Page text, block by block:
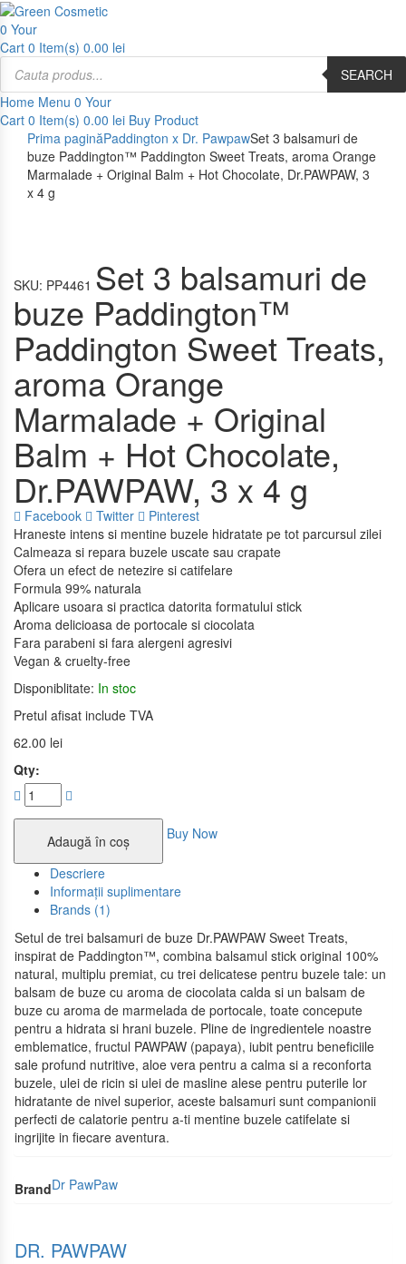
0 Your
Cart 0 Item(s) 0.00 lei
Products
search
SEARCH
Home Menu 0 Your
Cart 0 Item(s) 0.00 lei Buy Product
Prima paginăPaddington x Dr. PawpawSet 3 balsamuri de
buze Paddington™ Paddington Sweet Treats, aroma Orange
Marmalade + Original Balm + Hot Chocolate, Dr.PAWPAW, 3
x 4 g
SKU: PP4461 Set 3 balsamuri de
buze Paddington™
Paddington Sweet Treats,
aroma Orange
Marmalade + Original
Balm + Hot Chocolate,
Dr.PAWPAW, 3 x 4 g
Facebook Twitter
Pinterest
Hraneste intens si mentine buzele hidratate pe tot parcursul zilei
Calmeaza si repara buzele uscate sau crapate
Ofera un efect de netezire si catifelare
Formula 99% naturala
Aplicare usoara si practica datorita formatului stick
Aroma delicioasa de portocale si ciocolata
Fara parabeni si fara alergeni agresivi
Vegan & cruelty-free
Disponiblitate: In stoc
Pretul afisat include TVA
62.00 lei
Qty:
Adaugă în coș Buy Now
Descriere
Informații suplimentare
Brands (1)
Setul de trei balsamuri de buze Dr.PAWPAW Sweet Treats,
inspirat de Paddington™, combina balsamul stick original 100%
natural, multiplu premiat, cu trei delicatese pentru buzele tale: un
balsam de buze cu aroma de ciocolata calda si un balsam de
buze cu aroma de marmelada de portocale, toate concepute
pentru a hidrata si hrani buzele. Pline de ingredientele noastre
emblematice, fructul PAWPAW (papaya), iubit pentru beneficiile
sale profund nutritive, aloe vera pentru a calma si a reconforta
buzele, ulei de ricin si ulei de masline alese pentru puterile lor
hidratante de nivel superior, aceste balsamuri sunt companionii
perfecti de calatorie pentru a-ti mentine buzele catifelate si
ingrijite in fiecare aventura.
BrandDr PawPaw
DR. PAWPAW